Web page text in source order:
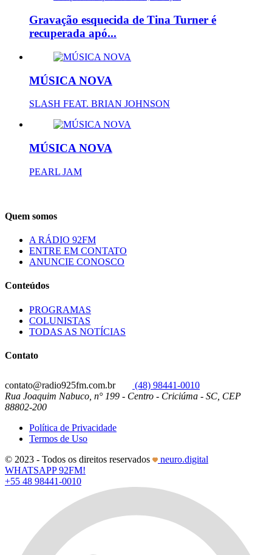
Gravação esquecida de Tina Turner é
recuperada apó...
MÚSICA NOVA
SLASH FEAT. BRIAN JOHNSON
MÚSICA NOVA
PEARL JAM
Quem somos
A RÁDIO 92FM
ENTRE EM CONTATO
ANUNCIE CONOSCO
Conteúdos
PROGRAMAS
COLUNISTAS
TODAS AS NOTÍCIAS
Contato
contato@radio925fm.com.br
(48) 98441-0010
Rua Joaquim Nabuco, n° 199 - Centro - Criciúma - SC, CEP
88802-200
Política de Privacidade
Termos de Uso
© 2023 - Todos os direitos reservados
neuro.digital
WHATSAPP 92FM!
+55 48 98441-0010